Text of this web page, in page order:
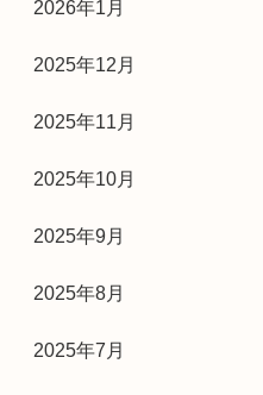
2026年1月
2025年12月
2025年11月
2025年10月
2025年9月
2025年8月
2025年7月